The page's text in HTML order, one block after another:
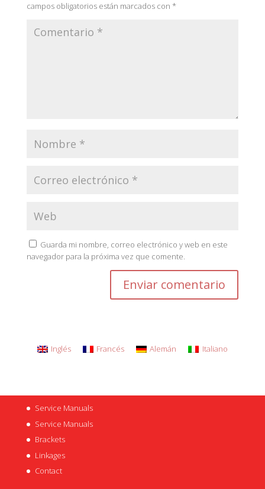
campos obligatorios están marcados con *
Guarda mi nombre, correo electrónico y web en este
navegador para la próxima vez que comente.
Inglés Francés Alemán Italiano
Service Manuals
Service Manuals
Brackets
Linkages
Contact